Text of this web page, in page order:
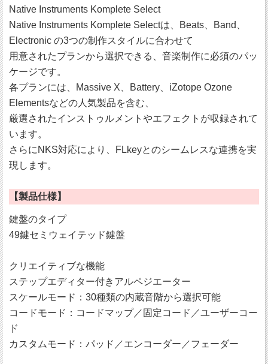
Native Instruments Komplete Select
Native Instruments Komplete Selectは、Beats、Band、
Electronic の3つの制作スタイルに合わせて
用意されたプランから選択できる、音楽制作に必須のパッ
ケージです。
各プランには、Massive X、Battery、iZotope Ozone
Elementsなどの人気製品を含む、
厳選されたインストゥルメントやエフェクトが収録されて
います。
さらにNKS対応により、FLkeyとのシームレスな連携を実
現します。
【製品仕様】
鍵盤のタイプ
49鍵セミウェイテッド鍵盤
クリエイティブな機能
ステップエディター付きアルペジエーター
スケールモード：30種類の内蔵音階から選択可能
コードモード：コードマップ／固定コード／ユーザーコー
ド
カスタムモード：パッド／エンコーダー／フェーダー